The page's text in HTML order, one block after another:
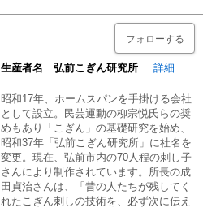
フォローする
生産者名 弘前こぎん研究所 詳細
昭和17年、ホームスパンを手掛ける会社
として設立。民芸運動の柳宗悦氏らの奨
めもあり「こぎん」の基礎研究を始め、
昭和37年「弘前こぎん研究所」に社名を
変更。現在、弘前市内の70人程の刺し子
さんにより制作されています。所長の成
田貞治さんは、「昔の人たちが残してく
れたこぎん刺しの技術を、必ず次に伝え